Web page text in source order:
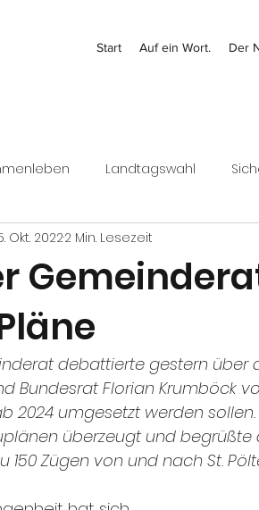
Start Auf ein Wort. Der
Landtagswahl
Jugend
Wirtschaft
Okt. 20222 Min. Lesezeit
debattierte gestern
Bundesrat Florian Krumböck
2024 umgesetzt werden
überzeugt und begrüßte
Zügen von und nach St.